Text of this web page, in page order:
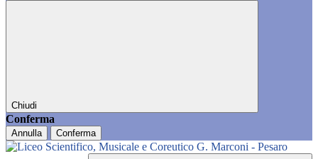
Chiudi
Conferma
Annulla Conferma